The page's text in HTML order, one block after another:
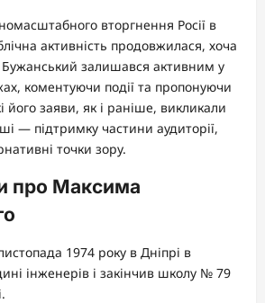
вторгнення Росії в
активність продовжилася, хоча
залишався активним у
коментуючи події та пропонуючи
його заяви, як і раніше, викликали
— підтримку частини аудиторії,
точки зору.
про Максима
1974 року в Дніпрі в
інженерів і закінчив школу № 79